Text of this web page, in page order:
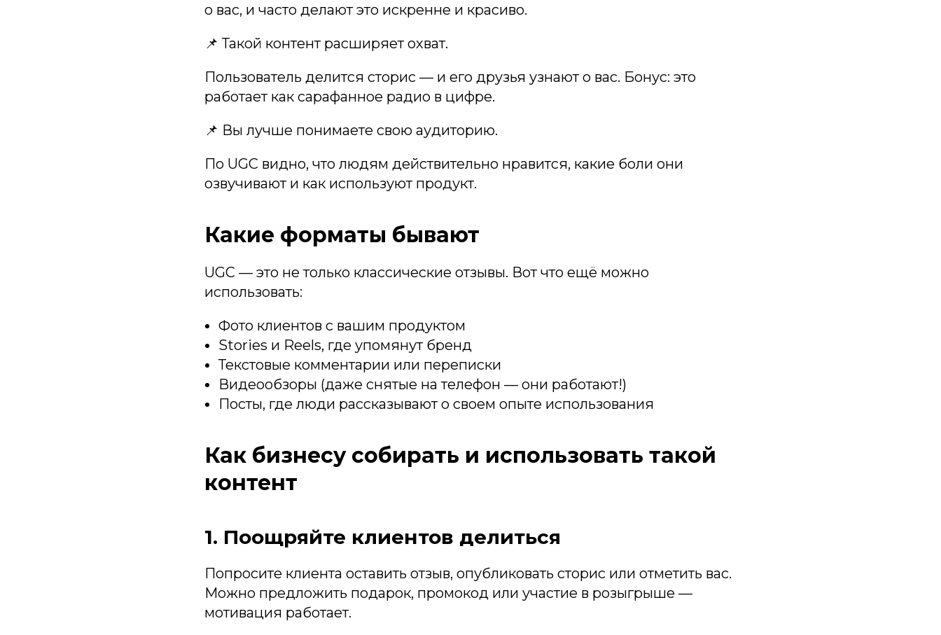
о вас, и часто делают это искренне и красиво.
📌 Такой контент расширяет охват.
Пользователь делится сторис — и его друзья узнают о вас. Бонус: это
работает как сарафанное радио в цифре.
📌 Вы лучше понимаете свою аудиторию.
По UGC видно, что людям действительно нравится, какие боли они
озвучивают и как используют продукт.
Какие форматы бывают
UGC — это не только классические отзывы. Вот что ещё можно
использовать:
Фото клиентов с вашим продуктом
Stories и Reels, где упомянут бренд
Текстовые комментарии или переписки
Видеообзоры (даже снятые на телефон — они работают!)
Посты, где люди рассказывают о своем опыте использования
Как бизнесу собирать и использовать такой
контент
1. Поощряйте клиентов делиться
Попросите клиента оставить отзыв, опубликовать сторис или отметить вас.
Можно предложить подарок, промокод или участие в розыгрыше —
мотивация работает.